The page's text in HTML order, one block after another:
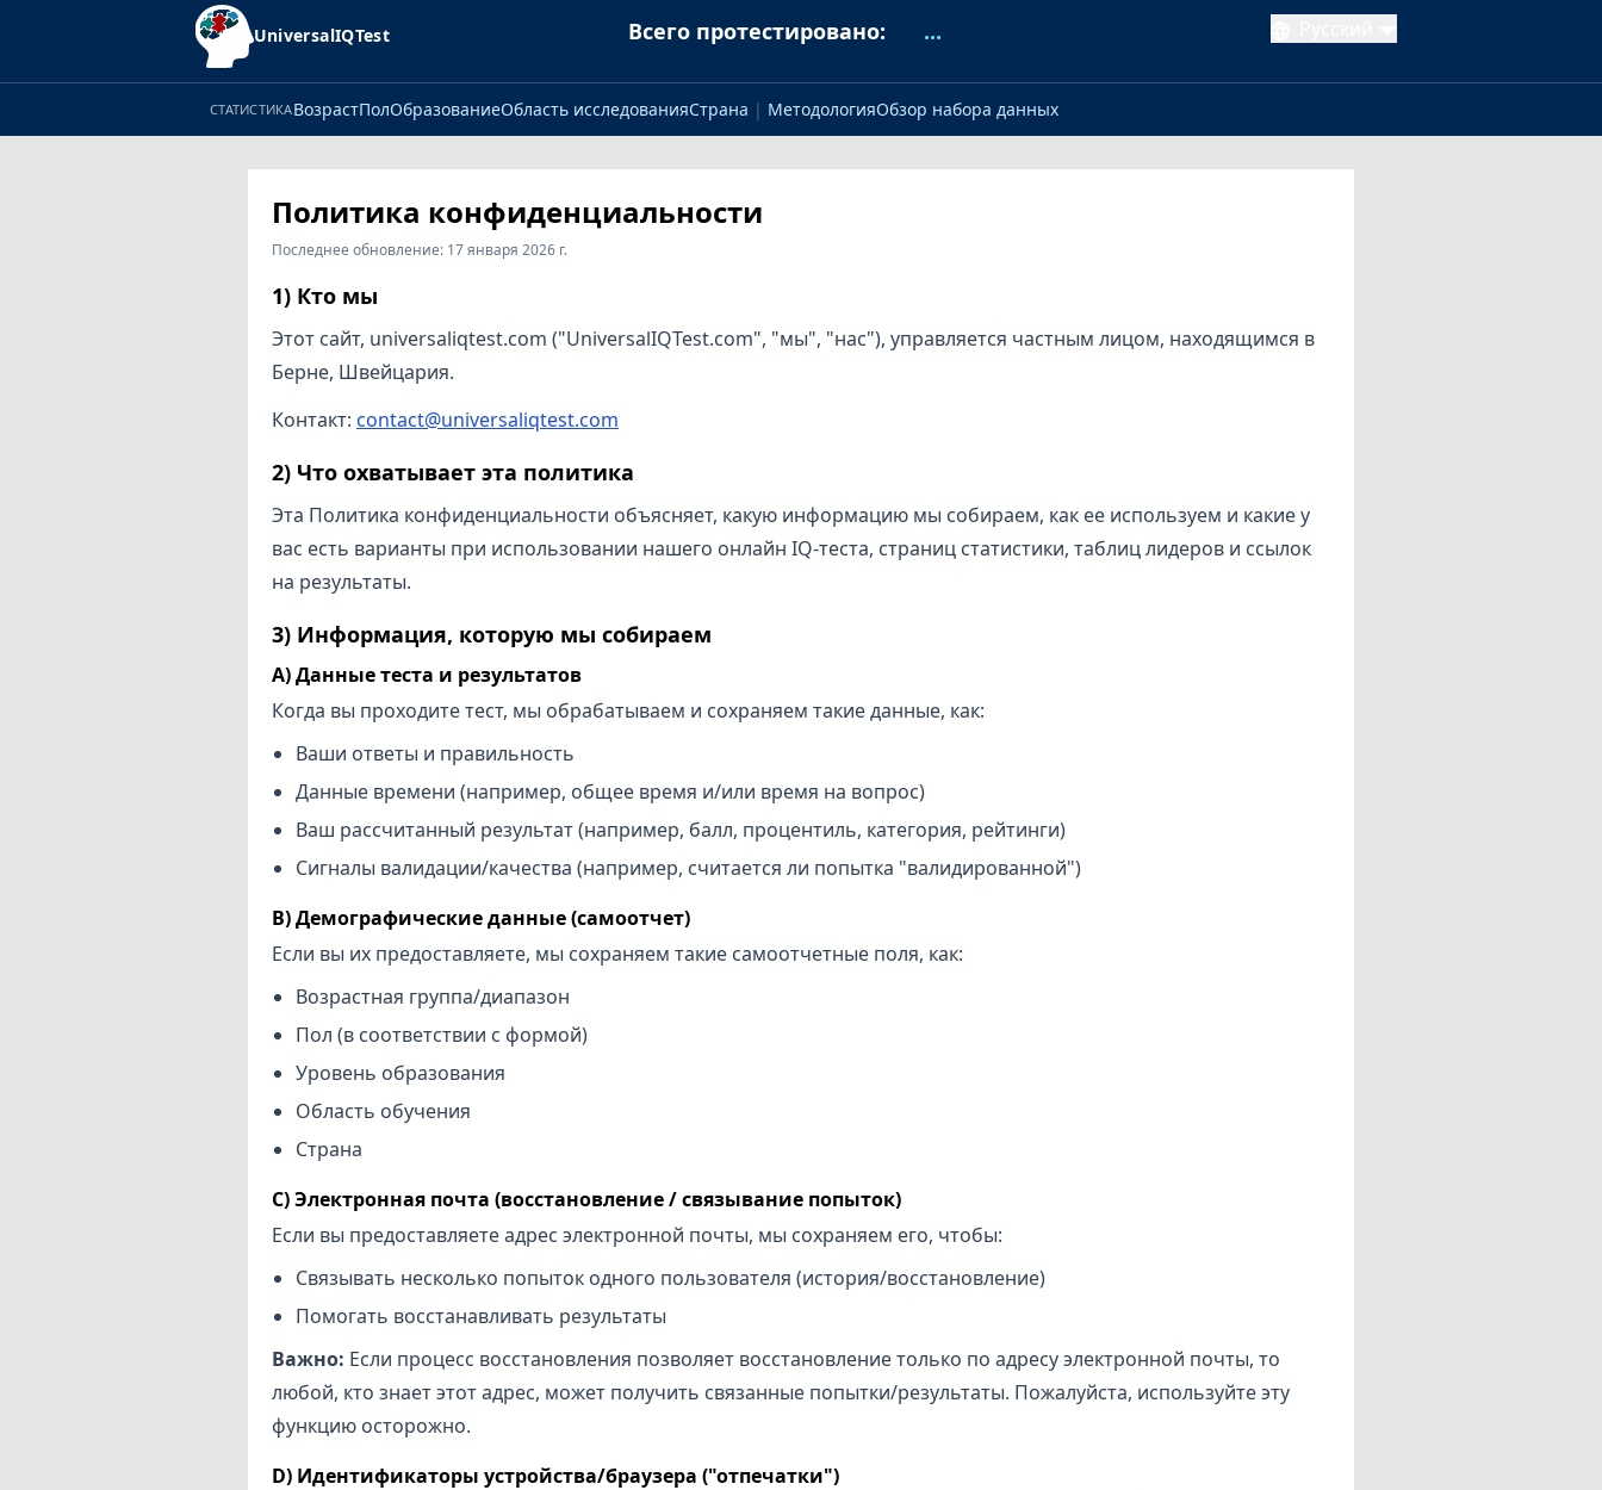
UniversalIQTest Всего протестировано: ...
СТАТИСТИКАВозрастПолОбразованиеОбласть исследованияСтрана | МетодологияОбзор набора данных
Политика конфиденциальности
Последнее обновление: 17 января 2026 г.
1) Кто мы
Этот сайт, universaliqtest.com ("UniversalIQTest.com", "мы", "нас"), управляется частным лицом, находящимся в
Берне, Швейцария.
Контакт: contact@universaliqtest.com
2) Что охватывает эта политика
Эта Политика конфиденциальности объясняет, какую информацию мы собираем, как ее используем и какие у
вас есть варианты при использовании нашего онлайн IQ-теста, страниц статистики, таблиц лидеров и ссылок
на результаты.
3) Информация, которую мы собираем
A) Данные теста и результатов
Когда вы проходите тест, мы обрабатываем и сохраняем такие данные, как:
Ваши ответы и правильность
Данные времени (например, общее время и/или время на вопрос)
Ваш рассчитанный результат (например, балл, процентиль, категория, рейтинги)
Сигналы валидации/качества (например, считается ли попытка "валидированной")
B) Демографические данные (самоотчет)
Если вы их предоставляете, мы сохраняем такие самоотчетные поля, как:
Возрастная группа/диапазон
Пол (в соответствии с формой)
Уровень образования
Область обучения
Страна
C) Электронная почта (восстановление / связывание попыток)
Если вы предоставляете адрес электронной почты, мы сохраняем его, чтобы:
Связывать несколько попыток одного пользователя (история/восстановление)
Помогать восстанавливать результаты
Важно: Если процесс восстановления позволяет восстановление только по адресу электронной почты, то
любой, кто знает этот адрес, может получить связанные попытки/результаты. Пожалуйста, используйте эту
функцию осторожно.
D) Идентификаторы устройства/браузера ("отпечатки")